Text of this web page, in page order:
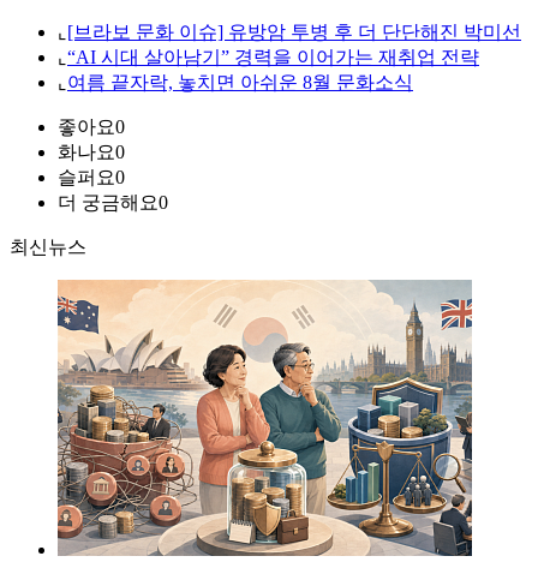
⌞ [브라보 문화 이슈] 유방암 투병 후 더 단단해진 박미선
⌞ “AI 시대 살아남기” 경력을 이어가는 재취업 전략
⌞ 여름 끝자락, 놓치면 아쉬운 8월 문화소식
좋아요0
화나요0
슬퍼요0
더 궁금해요0
최신뉴스